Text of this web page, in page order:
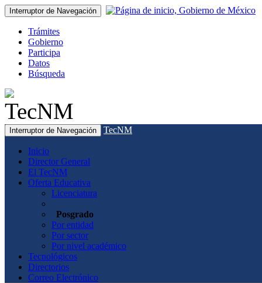
Interruptor de Navegación
Trámites
Gobierno
Participa
Datos
Búsqueda
Interruptor de Navegación TecNM
Inicio
Director General
El TecNM
Oferta Educativa
Licenciatura
Posgrado
Por entidad
Por sector
Por nivel académico
Tecnológicos
Directorios
Correo Electrónico